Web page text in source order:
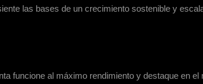
las bases de un crecimiento sostenible y
funcione al máximo rendimiento y destaque en el